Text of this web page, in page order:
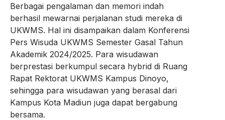
Berbagai pengalaman dan memori indah
berhasil mewarnai perjalanan studi mereka di
UKWMS. Hal ini disampaikan dalam Konferensi
Pers Wisuda UKWMS Semester Gasal Tahun
Akademik 2024/2025. Para wisudawan
berprestasi berkumpul secara hybrid di Ruang
Rapat Rektorat UKWMS Kampus Dinoyo,
sehingga para wisudawan yang berasal dari
Kampus Kota Madiun juga dapat bergabung
bersama.